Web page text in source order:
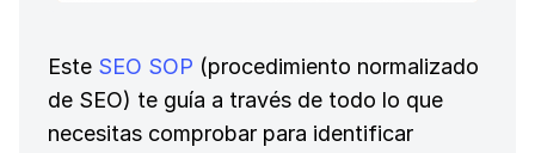
Este SEO SOP (procedimiento normalizado
de SEO) te guía a través de todo lo que
necesitas comprobar para identificar